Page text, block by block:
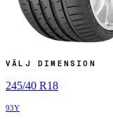
VÄLJ DIMENSION
245/40 R18
93Y